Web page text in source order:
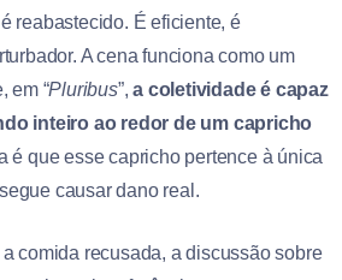
reabastecido. É eficiente, é
A cena funciona como um
em “Pluribus”,a coletividade é capaz
inteiro ao redor de um capricho
é que esse capricho pertence à única
causar dano real.
comida recusada, a discussão sobre